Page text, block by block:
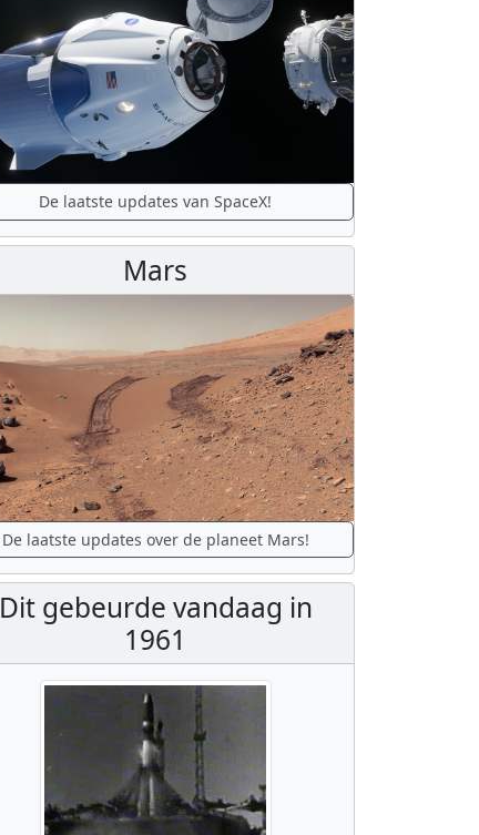
De laatste updates van SpaceX!
Mars
De laatste updates over de planeet Mars!
Dit gebeurde vandaag in
1961